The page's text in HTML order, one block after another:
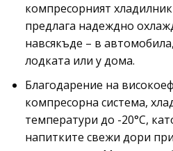
компресорният
предлага надеждно
навсякъде – в
лодката или у дома.
Благодарение на
компресорна система,
температури до -20°C,
напитките свежи дори